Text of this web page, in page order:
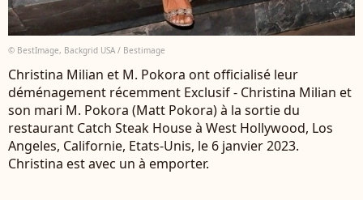
© BestImage, Backgrid USA / Bestimage
Christina Milian et M. Pokora ont officialisé leur
déménagement récemment Exclusif - Christina Milian et
son mari M. Pokora (Matt Pokora) à la sortie du
restaurant Catch Steak House à West Hollywood, Los
Angeles, Californie, Etats-Unis, le 6 janvier 2023.
Christina est avec un à emporter.